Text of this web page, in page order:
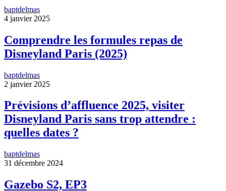
baptdelmas
4 janvier 2025
Comprendre les formules repas de
Disneyland Paris (2025)
baptdelmas
2 janvier 2025
Prévisions d’affluence 2025, visiter
Disneyland Paris sans trop attendre :
quelles dates ?
baptdelmas
31 décembre 2024
Gazebo S2, EP3